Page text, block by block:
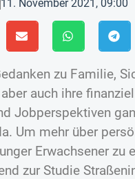
11. November 2021, 09:00
zu Familie,
auch ihre
Jobperspektiven
Um mehr über
Erwachsener zu
zur Studie